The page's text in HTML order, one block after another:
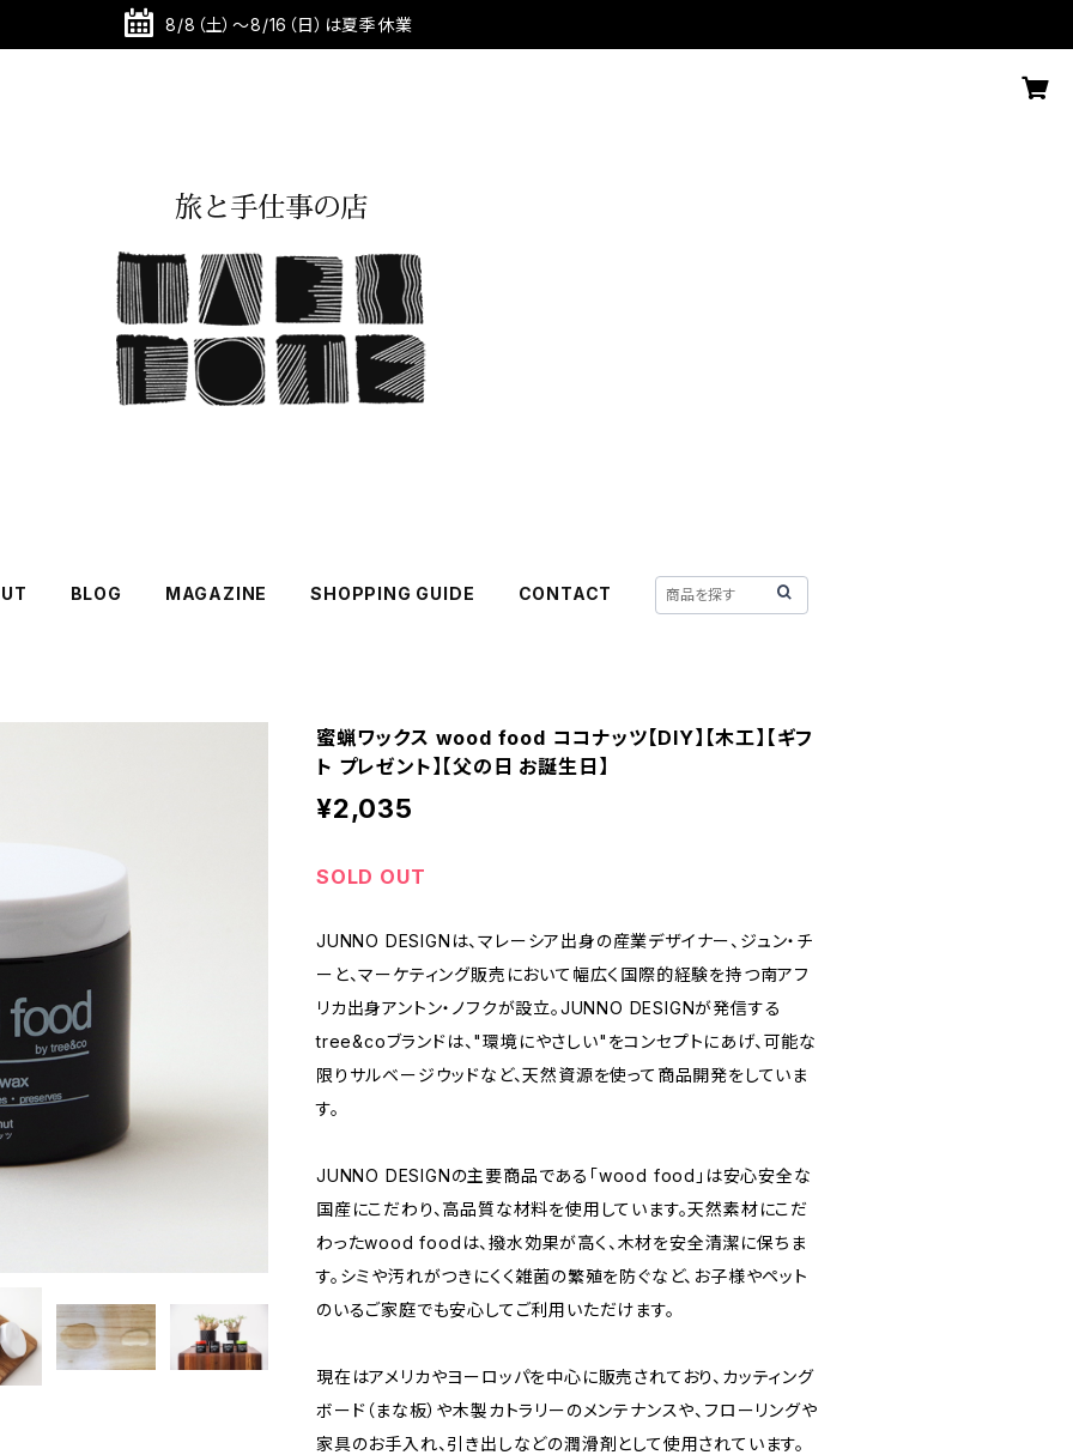
8/8（土）～8/16（日）は夏季休業
BLOG MAGAZINE SHOPPING GUIDE CONTACT
蜜蝋ワックス wood food ココナッツ【DIY】【木工】【ギフ
ト プレゼント】【父の日 お誕生日】
¥2,035
SOLD OUT
JUNNO DESIGNは、マレーシア出身の産業デザイナー、ジュン・チ
ーと、マーケティング販売において幅広く国際的経験を持つ南アフ
リカ出身アントン・ノフクが設立。JUNNO DESIGNが発信する
tree&coブランドは、"環境にやさしい"をコンセプトにあげ、可能な
限りサルベージウッドなど、天然資源を使って商品開発をしていま
す。
JUNNO DESIGNの主要商品である「wood food」は安心安全な
国産にこだわり、高品質な材料を使用しています。天然素材にこだ
わったwood foodは、撥水効果が高く、木材を安全清潔に保ちま
す。シミや汚れがつきにくく雑菌の繁殖を防ぐなど、お子様やペット
のいるご家庭でも安心してご利用いただけます。
現在はアメリカやヨーロッパを中心に販売されており、カッティング
ボード（まな板）や木製カトラリーのメンテナンスや、フローリングや
家具のお手入れ、引き出しなどの潤滑剤として使用されています。